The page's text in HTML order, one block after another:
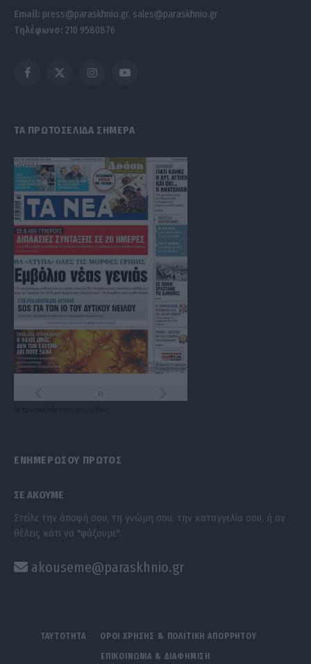
Email: press@paraskhnio.gr, sales@paraskhnio.gr
Τηλέφωνο: 210 9580876
Facebook
X
InstagramYouTube
ΤΑ ΠΡΩΤΟΣΕΛΙΔΑ ΣΗΜΕΡΑ
ΕΝΗΜΕΡΩΣΟΥ ΠΡΩΤΟΣ
ΣΕ ΑΚΟΥΜΕ
Στείλε την άποψή σου, τη γνώμη σου, την καταγγελία σου, ή αν
θέλεις κάτι να "ψάξουμε".
akouseme@paraskhnio.gr
ΤΑΥΤΟΤΗΤΑ ΟΡΟΙ ΧΡΗΣΗΣ & ΠΟΛΙΤΙΚΗ ΑΠΟΡΡΗΤΟΥ
ΕΠΙΚΟΙΝΩΝΙΑ & ΔΙΑΦΗΜΙΣΗ